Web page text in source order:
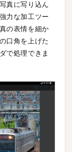
真に写り込ん
力な加工ツー
の表情を細か
口角を上げた
で処理できま